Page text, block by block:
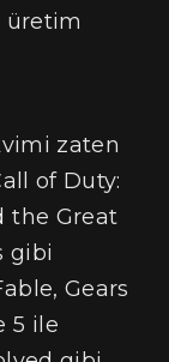
üretim
zaten
of Duty:
the Great
gibi
Gears
5 ile